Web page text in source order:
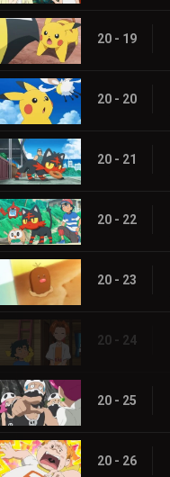
20 - 19
20 - 20
20 - 21
20 - 22
20 - 23
20 - 24
20 - 25
20 - 26